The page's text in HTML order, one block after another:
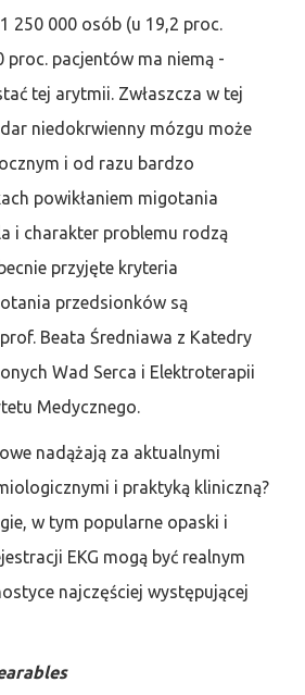
250 000 osób (u 19,2 proc.
proc. pacjentów ma niemą -
tej arytmii. Zwłaszcza w tej
niedokrwienny mózgu może
i od razu bardzo
powikłaniem migotania
i charakter problemu rodzą
przyjęte kryteria
przedsionków są
Beata Średniawa z Katedry
Wad Serca i Elektroterapii
Medycznego.
nadążają za aktualnymi
i praktyką kliniczną?
w tym popularne opaski i
EKG mogą być realnym
najczęściej występującej